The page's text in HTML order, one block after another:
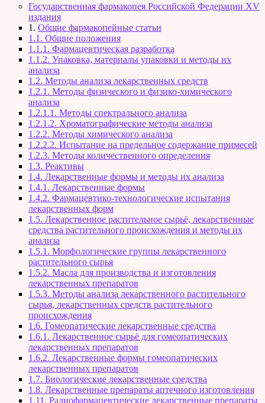
Государственная фармакопея Российской Федерации XV
издания
1. Общие фармакопейные статьи
1.1. Общие положения
1.1.1. Фармацевтическая разработка
1.1.2. Упаковка, материалы упаковки и методы их
анализа
1.2. Методы анализа лекарственных средств
1.2.1. Методы физического и физико-химического
анализа
1.2.1.1. Методы спектрального анализа
1.2.1.2. Хроматографические методы анализа
1.2.2. Методы химического анализа
1.2.2.2. Испытание на предельное содержание примесей
1.2.3. Методы количественного определения
1.3. Реактивы
1.4. Лекарственные формы и методы их анализа
1.4.1. Лекарственные формы
1.4.2. Фармацевтико-технологические испытания
лекарственных форм
1.5. Лекарственное растительное сырьё, лекарственные
средства растительного происхождения и методы их
анализа
1.5.1. Морфологические группы лекарственного
растительного сырья
1.5.2. Масла для производства и изготовления
лекарственных препаратов
1.5.3. Методы анализа лекарственного растительного
сырья, лекарственных средств растительного
происхождения
1.6. Гомеопатические лекарственные средства
1.6.1. Лекарственное сырьё для гомеопатических
лекарственных препаратов
1.6.2. Лекарственные формы гомеопатических
лекарственных препаратов
1.7. Биологические лекарственные средства
1.8. Лекарственные препараты аптечного изготовления
1.11. Радиофармацевтические лекарственные препараты